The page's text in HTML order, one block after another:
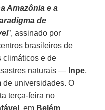
Amazônia e a
de
”, assinado por
brasileiros de
climáticos e de
naturais — Inpe,
universidades. O
terça-feira no
, em Belém.